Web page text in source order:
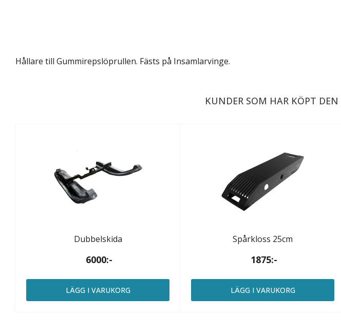
Hållare till Gummirepslöprullen. Fästs på Insamlarvinge.
KUNDER SOM HAR KÖPT
Dubbelskida
6000:-
LÄGG I VARUKORG
Spårkloss 25cm
1875:-
LÄGG I VARUKORG